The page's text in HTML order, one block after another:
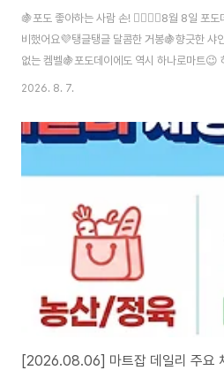
🍇포도 좋아하는 사람 손! 🙋‍♀️🙋‍♂8월 8일 포도
비했어요💜탱글탱글 달콤한 거봉🍇향긋한 샤
없는 켐벨🍇포도데이에도 역시 하나로마트😉
포도데이(전국 매장) | 2026.08.07 - 마트잡
정보2026.08.07 마트잡에 등록된 하나로마
월8일 포도데이 이벤트/세일/전단지 행사정보
2026. 8. 7.
[2026.08.06] 마트잡 데일리 주요